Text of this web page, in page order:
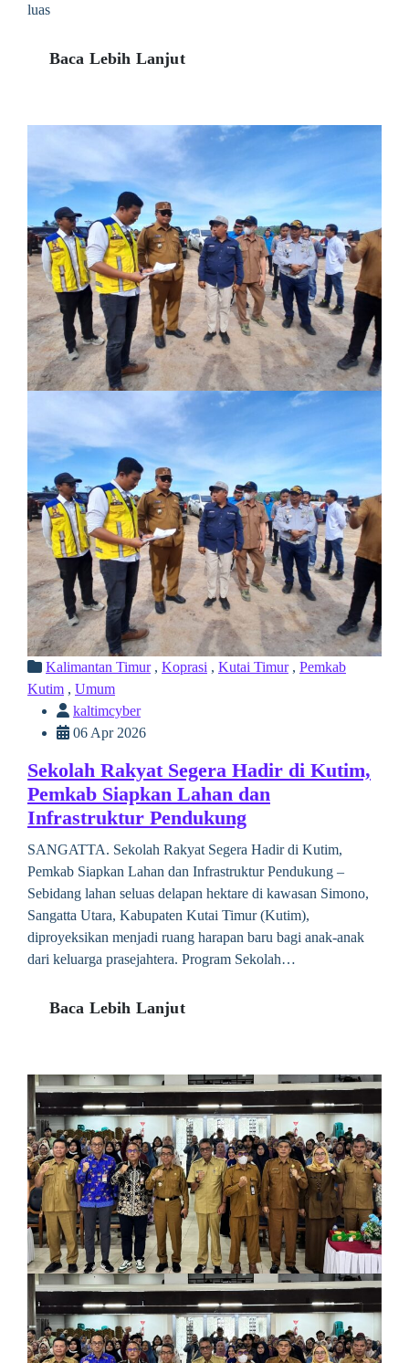
luas
Baca Lebih Lanjut
Kalimantan Timur, Koprasi , Kutai Timur, Pemkab
Kutim , Umum
kaltimcyber
06 Apr 2026
Sekolah Rakyat Segera Hadir di Kutim,
Pemkab Siapkan Lahan dan
Infrastruktur Pendukung
SANGATTA. Sekolah Rakyat Segera Hadir di Kutim,
Pemkab Siapkan Lahan dan Infrastruktur Pendukung –
Sebidang lahan seluas delapan hektare di kawasan Simono,
Sangatta Utara, Kabupaten Kutai Timur (Kutim),
diproyeksikan menjadi ruang harapan baru bagi anak-anak
dari keluarga prasejahtera. Program Sekolah…
Baca Lebih Lanjut